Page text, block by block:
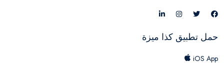
حمل تطبيق كذا ميزة
iOS App